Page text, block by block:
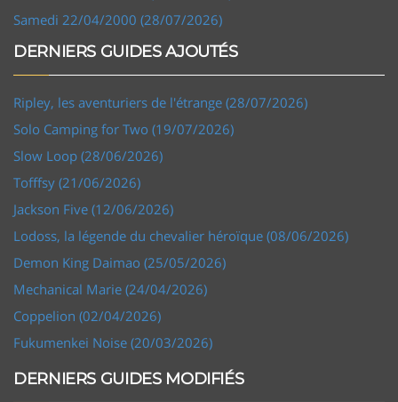
Samedi 22/04/2000 (28/07/2026)
DERNIERS GUIDES AJOUTÉS
Ripley, les aventuriers de l'étrange (28/07/2026)
Solo Camping for Two (19/07/2026)
Slow Loop (28/06/2026)
Tofffsy (21/06/2026)
Jackson Five (12/06/2026)
Lodoss, la légende du chevalier héroïque (08/06/2026)
Demon King Daimao (25/05/2026)
Mechanical Marie (24/04/2026)
Coppelion (02/04/2026)
Fukumenkei Noise (20/03/2026)
DERNIERS GUIDES MODIFIÉS